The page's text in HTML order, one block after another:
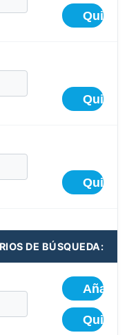
DE BÚSQUEDA: